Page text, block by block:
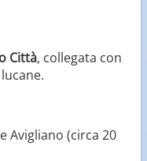
Città, collegata con
Avigliano (circa 20